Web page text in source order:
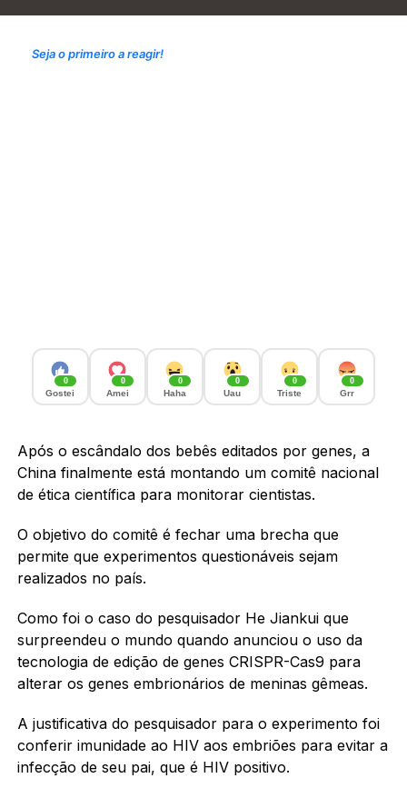
Seja o primeiro a reagir!
0
Gostei
0
Amei
0
Haha
0
Uau
0
Triste
0
Grr
Após o escândalo dos bebês editados por genes, a
China finalmente está montando um comitê nacional
de ética científica para monitorar cientistas.
O objetivo do comitê é fechar uma brecha que
permite que experimentos questionáveis ​​sejam
realizados no país.
Como foi o caso do pesquisador He Jiankui que
surpreendeu o mundo quando anunciou o uso da
tecnologia de edição de genes CRISPR-Cas9 para
alterar os genes embrionários de meninas gêmeas.
A justificativa do pesquisador para o experimento foi
conferir imunidade ao HIV aos embriões para evitar a
infecção de seu pai, que é HIV positivo.